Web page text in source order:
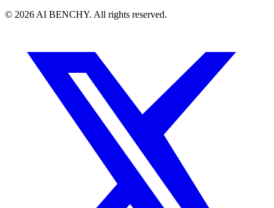
© 2026 AI BENCHY. All rights reserved.